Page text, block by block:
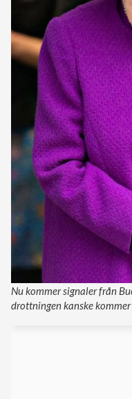
Nu kommer signaler från
drottningen kanske